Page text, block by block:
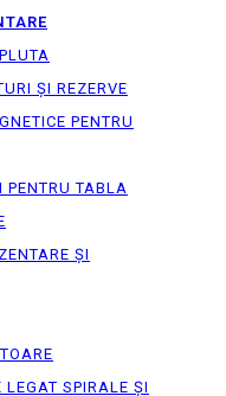
ȘI REZERVE
PENTRU
PENTRU TABLA
ȘI
SPIRALE ȘI